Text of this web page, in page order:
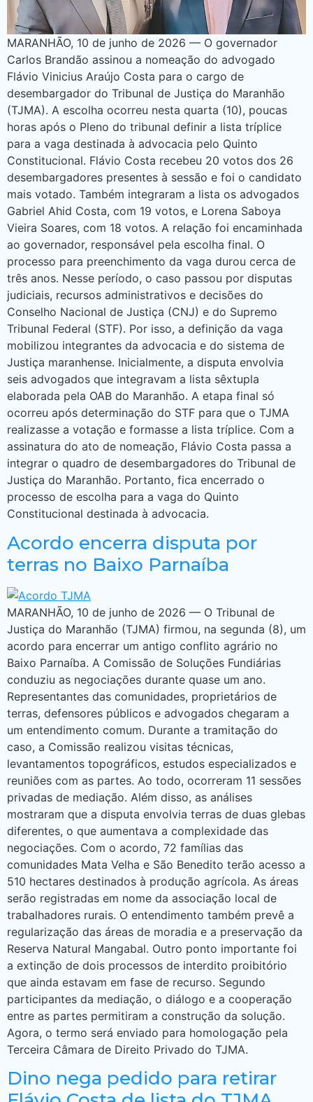
MARANHÃO, 10 de junho de 2026 — O governador
Carlos Brandão assinou a nomeação do advogado
Flávio Vinicius Araújo Costa para o cargo de
desembargador do Tribunal de Justiça do Maranhão
(TJMA). A escolha ocorreu nesta quarta (10), poucas
horas após o Pleno do tribunal definir a lista tríplice
para a vaga destinada à advocacia pelo Quinto
Constitucional. Flávio Costa recebeu 20 votos dos 26
desembargadores presentes à sessão e foi o candidato
mais votado. Também integraram a lista os advogados
Gabriel Ahid Costa, com 19 votos, e Lorena Saboya
Vieira Soares, com 18 votos. A relação foi encaminhada
ao governador, responsável pela escolha final. O
processo para preenchimento da vaga durou cerca de
três anos. Nesse período, o caso passou por disputas
judiciais, recursos administrativos e decisões do
Conselho Nacional de Justiça (CNJ) e do Supremo
Tribunal Federal (STF). Por isso, a definição da vaga
mobilizou integrantes da advocacia e do sistema de
Justiça maranhense. Inicialmente, a disputa envolvia
seis advogados que integravam a lista sêxtupla
elaborada pela OAB do Maranhão. A etapa final só
ocorreu após determinação do STF para que o TJMA
realizasse a votação e formasse a lista tríplice. Com a
assinatura do ato de nomeação, Flávio Costa passa a
integrar o quadro de desembargadores do Tribunal de
Justiça do Maranhão. Portanto, fica encerrado o
processo de escolha para a vaga do Quinto
Constitucional destinada à advocacia.
Acordo encerra disputa por
terras no Baixo Parnaíba
MARANHÃO, 10 de junho de 2026 — O Tribunal de
Justiça do Maranhão (TJMA) firmou, na segunda (8), um
acordo para encerrar um antigo conflito agrário no
Baixo Parnaíba. A Comissão de Soluções Fundiárias
conduziu as negociações durante quase um ano.
Representantes das comunidades, proprietários de
terras, defensores públicos e advogados chegaram a
um entendimento comum. Durante a tramitação do
caso, a Comissão realizou visitas técnicas,
levantamentos topográficos, estudos especializados e
reuniões com as partes. Ao todo, ocorreram 11 sessões
privadas de mediação. Além disso, as análises
mostraram que a disputa envolvia terras de duas glebas
diferentes, o que aumentava a complexidade das
negociações. Com o acordo, 72 famílias das
comunidades Mata Velha e São Benedito terão acesso a
510 hectares destinados à produção agrícola. As áreas
serão registradas em nome da associação local de
trabalhadores rurais. O entendimento também prevê a
regularização das áreas de moradia e a preservação da
Reserva Natural Mangabal. Outro ponto importante foi
a extinção de dois processos de interdito proibitório
que ainda estavam em fase de recurso. Segundo
participantes da mediação, o diálogo e a cooperação
entre as partes permitiram a construção da solução.
Agora, o termo será enviado para homologação pela
Terceira Câmara de Direito Privado do TJMA.
Dino nega pedido para retirar